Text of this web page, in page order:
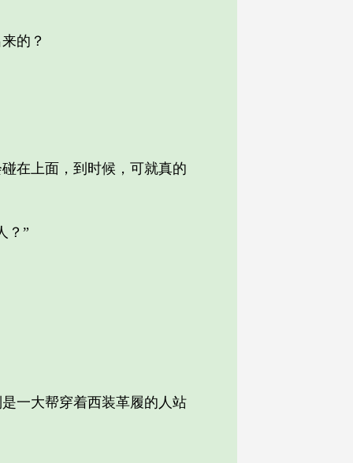
的？
在上面，到时候，可就真的
？”
一大帮穿着西装革履的人站